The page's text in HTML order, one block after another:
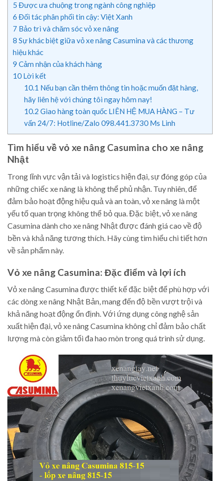
5 Được ưa chuộng trong ngành công nghiệp
6 Đối tác phân phối tin cậy: Việt Xanh
7 Bảo trì và chăm sóc vỏ xe nâng
8 Sự khác biệt giữa vỏ xe nâng Casumina và các thương
hiệu khác
9 Cảm nhận của khách hàng
10 Lời kết
10.1 Nếu bạn cần thêm thông tin hoặc muốn đặt hàng,
hãy liên hệ với chúng tôi ngay hôm nay!
10.2 Giao hàng toàn quốc LIÊN HỆ MUA HÀNG – Tư
vấn 24/7: Hotline/Zalo 098.441.3730 Ms Linh
Tìm hiểu về vỏ xe nâng Casumina cho xe nâng
Nhật
Trong lĩnh vực vận tải và logistics hiện đại, sự đóng góp của
những chiếc xe nâng là không thể phủ nhận. Tuy nhiên, để
đảm bảo hoạt động hiệu quả và an toàn, vỏ xe nâng là một
yếu tố quan trọng không thể bỏ qua. Đặc biệt, vỏ xe nâng
Casumina dành cho xe nâng Nhật được đánh giá cao về độ
bền và khả năng tương thích. Hãy cùng tìm hiểu chi tiết hơn
về sản phẩm này.
Vỏ xe nâng Casumina: Đặc điểm và lợi ích
Vỏ xe nâng Casumina được thiết kế đặc biệt để phù hợp với
các dòng xe nâng Nhật Bản, mang đến độ bền vượt trội và
khả năng hoạt động ổn định. Với ứng dụng công nghệ sản
xuất hiện đại, vỏ xe nâng Casumina không chỉ đảm bảo chất
lượng mà còn giảm tối đa hao mòn trong quá trình sử dụng.